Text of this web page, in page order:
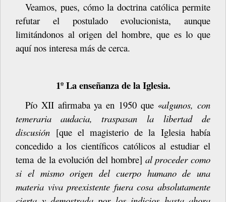
Veamos, pues, cómo la doctrina católica permite
refutar el postulado evolucionista, aunque
limitándonos al origen del hombre, que es lo que
aquí nos interesa más de cerca.
1º La enseñanza de la Iglesia.
Pío XII afirmaba ya en 1950 que «algunos, con
temeraria
audacia,
traspasan la libertad de
discusión [que el magisterio de la Iglesia había
concedido a los científicos católicos al estudiar el
tema de la evolución del hombre]alproceder como
si el mismo origen del cuerpo humano de una
materia viva preexistente fuera cosa absolutamente